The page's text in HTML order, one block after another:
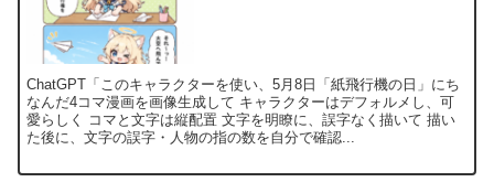
ChatGPT「このキャラクターを使い、5月8日「紙飛行機の日」にち
なんだ4コマ漫画を画像生成して キャラクターはデフォルメし、可
愛らしく コマと文字は縦配置 文字を明瞭に、誤字なく描いて 描い
た後に、文字の誤字・人物の指の数を自分で確認...